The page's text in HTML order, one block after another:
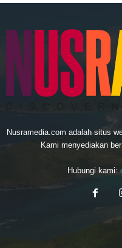
Nusramedia.com adalah situs
Kami menyediakan
Hubungi kami: